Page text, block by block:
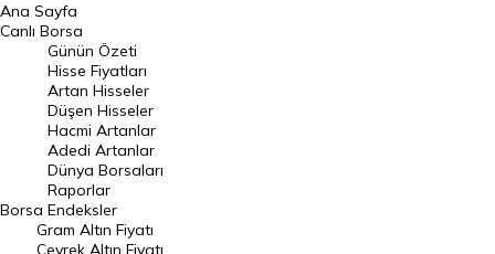
BIST 100 Hisseleri
En Çok Artan Hisseler
En Çok Düşen Hisseler
Hacmi Artanlar
Geçmiş Kapanışlar
Dünya Borsaları
Raporlar
Ana Sayfa
Canlı Borsa
Borsa
Günün Özeti
Hisse Fiyatları
Artan Hisseler
Düşen Hisseler
Hacmi Artanlar
Adedi Artanlar
Dünya Borsaları
Raporlar
Endeksler
Gram Altın Fiyatı
Çeyrek Altın Fiyatı